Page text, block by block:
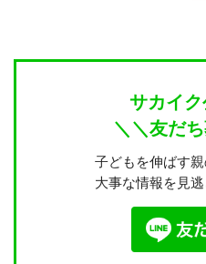
サカイ
＼＼友だ
子どもを伸ばす
大事な情報を見